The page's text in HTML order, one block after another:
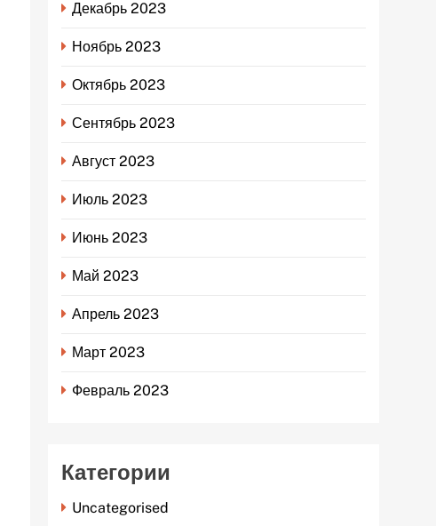
Декабрь 2023
Ноябрь 2023
Октябрь 2023
Сентябрь 2023
Август 2023
Июль 2023
Июнь 2023
Май 2023
Апрель 2023
Март 2023
Февраль 2023
Категории
Uncategorised